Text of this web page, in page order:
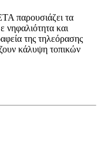
παρουσιάζει τα
νηφαλιότητα και
της τηλεόρασης
κάλυψη τοπικών